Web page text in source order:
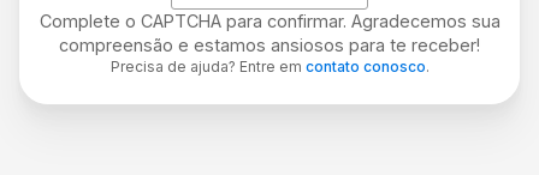
Complete o CAPTCHA para confirmar. Agradecemos sua
compreensão e estamos ansiosos para te receber!
Precisa de ajuda? Entre em contato conosco.